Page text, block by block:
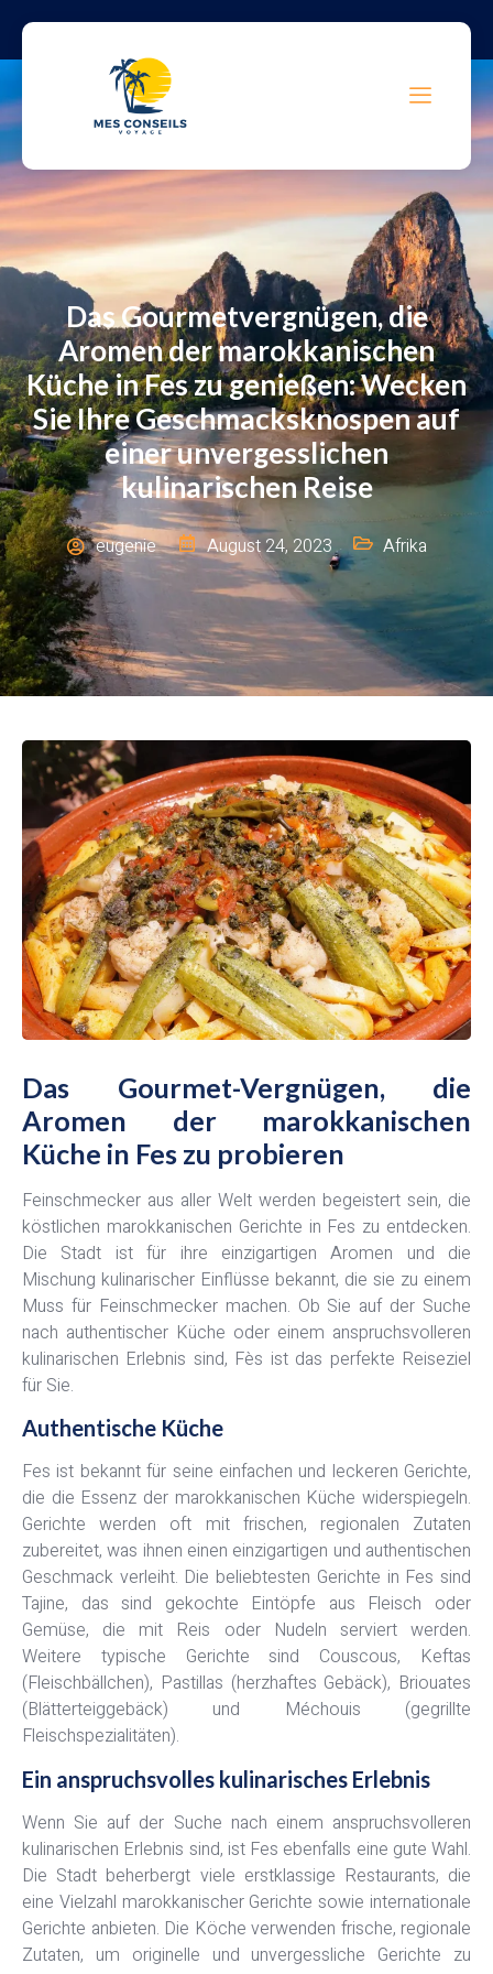
Das Gourmetvergnügen, die
Aromen der marokkanischen
Küche in Fes zu genießen: Wecken
Sie Ihre Geschmacksknospen auf
einer unvergesslichen
kulinarischen Reise
eugenie August 24, 2023 Afrika
Das Gourmet-Vergnügen, die
Aromen der marokkanischen
Küche in Fes zu probieren
Feinschmecker aus aller Welt werden begeistert sein, die
köstlichen marokkanischen Gerichte in Fes zu entdecken.
Die Stadt ist für ihre einzigartigen Aromen und die
Mischung kulinarischer Einflüsse bekannt, die sie zu einem
Muss für Feinschmecker machen. Ob Sie auf der Suche
nach authentischer Küche oder einem anspruchsvolleren
kulinarischen Erlebnis sind, Fès ist das perfekte Reiseziel
für Sie.
Authentische Küche
Fes ist bekannt für seine einfachen und leckeren Gerichte,
die die Essenz der marokkanischen Küche widerspiegeln.
Gerichte werden oft mit frischen, regionalen Zutaten
zubereitet, was ihnen einen einzigartigen und authentischen
Geschmack verleiht. Die beliebtesten Gerichte in Fes sind
Tajine, das sind gekochte Eintöpfe aus Fleisch oder
Gemüse, die mit Reis oder Nudeln serviert werden.
Weitere typische Gerichte sind Couscous, Keftas
(Fleischbällchen), Pastillas (herzhaftes Gebäck), Briouates
(Blätterteiggebäck) und Méchouis (gegrillte
Fleischspezialitäten).
Ein anspruchsvolles kulinarisches Erlebnis
Wenn Sie auf der Suche nach einem anspruchsvolleren
kulinarischen Erlebnis sind, ist Fes ebenfalls eine gute Wahl.
Die Stadt beherbergt viele erstklassige Restaurants, die
eine Vielzahl marokkanischer Gerichte sowie internationale
Gerichte anbieten. Die Köche verwenden frische, regionale
Zutaten, um originelle und unvergessliche Gerichte zu